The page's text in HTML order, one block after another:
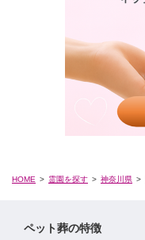
HOME 霊園を探す 神奈川県
ペット葬の特徴